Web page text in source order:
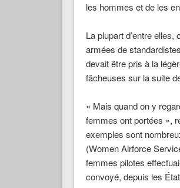
les hommes et de les
La plupart d’entre
armées de
devait être pris à la
fâcheuses sur la suite
« Mais quand on y
femmes ont portées »,
exemples sont
(Women Airforce
femmes pilotes
convoyé, depuis les